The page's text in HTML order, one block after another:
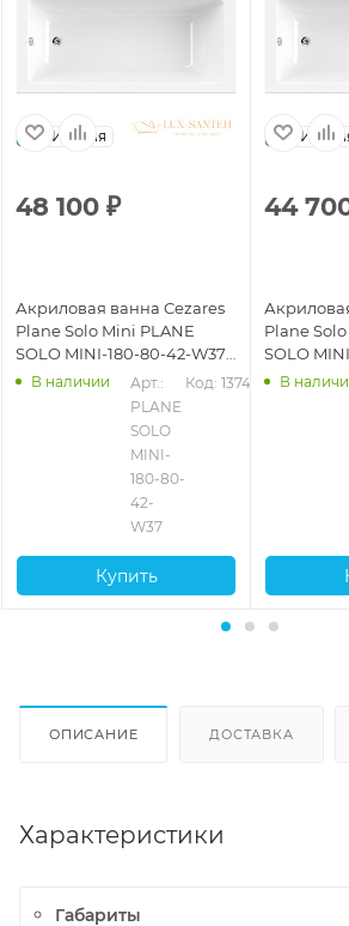
Италия
48 100 ₽
Акриловая ванна Cezares
Plane Solo Mini PLANE
SOLO MINI-180-80-42-W37
180x80 без гидромассажа,
В наличии
Арт.:
PLANE
SOLO
MINI-
180-80-
42-
W37
Код: 13746
Купить
44
Plane
SOLO
170x80
В
ОПИСАНИЕ ДОСТАВКА
Характеристики
Габариты